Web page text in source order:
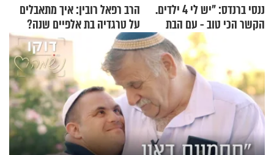
ננסי ברנדס: "יש לי 4 ילדים.
הקשר הכי טוב - עם הבת
הרב רפאל רובין: איך מתאבלים
על טרגדיה בת אלפיים שנה?